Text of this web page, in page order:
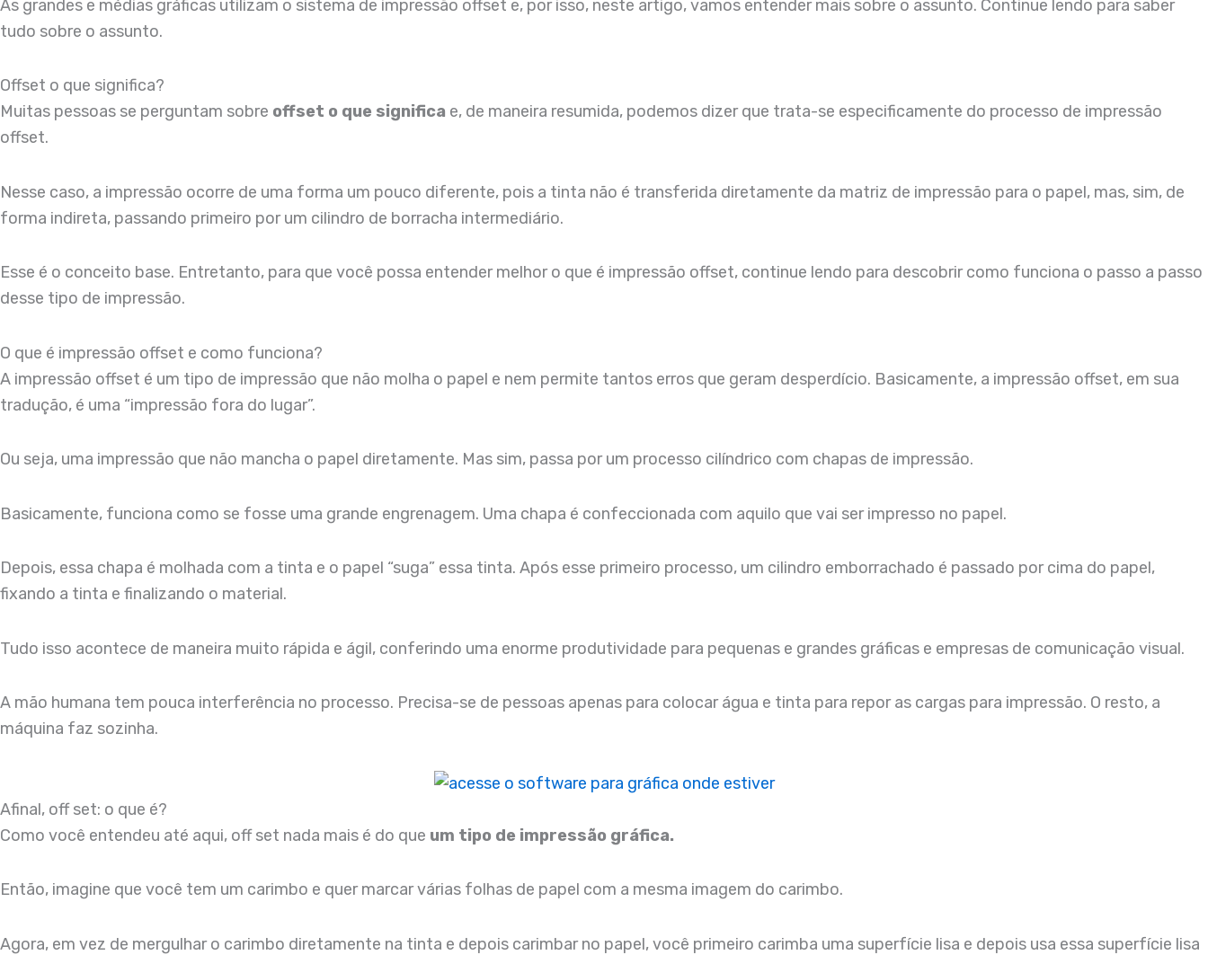
As grandes e médias gráficas utilizam o sistema de impressão offset e, por isso, neste artigo, vamos entender mais sobre o assunto. Continue lendo para saber
tudo sobre o assunto.
Offset o que significa?
Muitas pessoas se perguntam sobre offset o que significa e, de maneira resumida, podemos dizer que trata-se especificamente do processo de impressão
offset.
Nesse caso, a impressão ocorre de uma forma um pouco diferente, pois a tinta não é transferida diretamente da matriz de impressão para o papel, mas, sim, de
forma indireta, passando primeiro por um cilindro de borracha intermediário.
Esse é o conceito base. Entretanto, para que você possa entender melhor o que é impressão offset, continue lendo para descobrir como funciona o passo a passo
desse tipo de impressão.
O que é impressão offset e como funciona?
A impressão offset é um tipo de impressão que não molha o papel e nem permite tantos erros que geram desperdício. Basicamente, a impressão offset, em sua
tradução, é uma “impressão fora do lugar”.
Ou seja, uma impressão que não mancha o papel diretamente. Mas sim, passa por um processo cilíndrico com chapas de impressão.
Basicamente, funciona como se fosse uma grande engrenagem. Uma chapa é confeccionada com aquilo que vai ser impresso no papel.
Depois, essa chapa é molhada com a tinta e o papel “suga” essa tinta. Após esse primeiro processo, um cilindro emborrachado é passado por cima do papel,
fixando a tinta e finalizando o material.
Tudo isso acontece de maneira muito rápida e ágil, conferindo uma enorme produtividade para pequenas e grandes gráficas e empresas de comunicação visual.
A mão humana tem pouca interferência no processo. Precisa-se de pessoas apenas para colocar água e tinta para repor as cargas para impressão. O resto, a
máquina faz sozinha.
Afinal, off set: o que é?
Como você entendeu até aqui, off set nada mais é do que um tipo de impressão gráfica.
Então, imagine que você tem um carimbo e quer marcar várias folhas de papel com a mesma imagem do carimbo.
Agora, em vez de mergulhar o carimbo diretamente na tinta e depois carimbar no papel, você primeiro carimba uma superfície lisa e depois usa essa superfície lisa